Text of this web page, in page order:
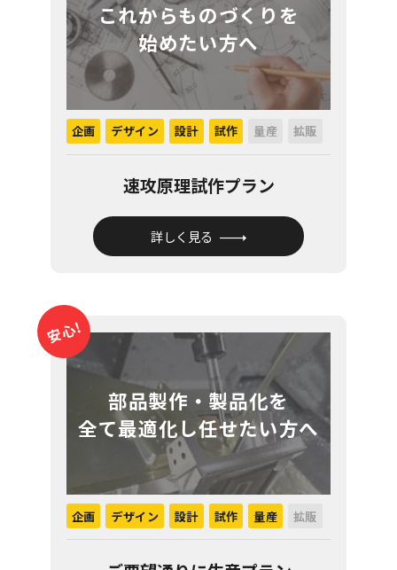
これからものづくりを
始めたい方へ
企画 デザイン 設計 試作 量産 拡販
速攻原理試作プラン
詳しく見る
安心!
部品製作・製品化を
全て最適化し任せたい方へ
企画 デザイン 設計 試作 量産 拡販